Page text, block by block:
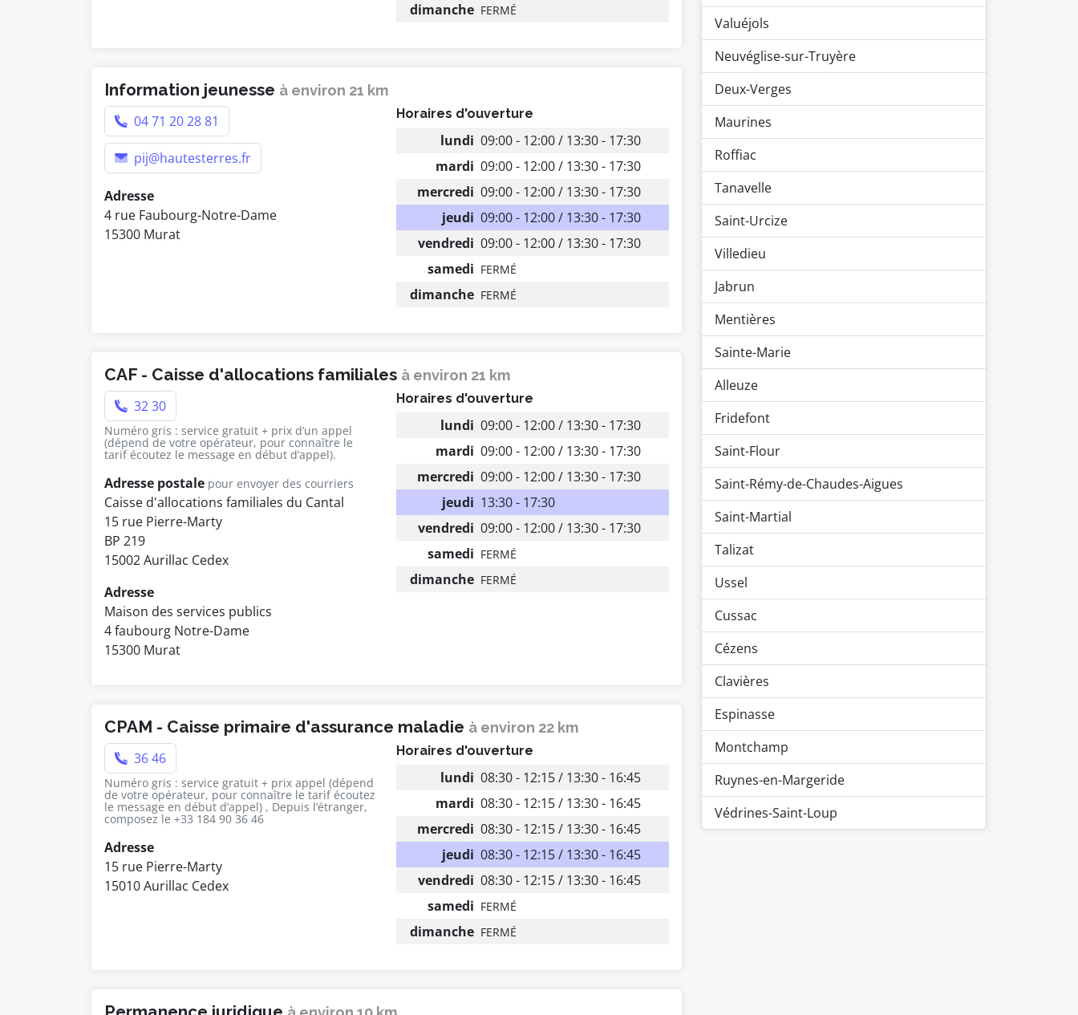
dimanche FERMÉ
Information jeunesse à environ 21 km
04 71 20 28 81
pij@hautesterres.fr
Adresse
4 rue Faubourg-Notre-Dame
15300 Murat
Horaires d'ouverture
lundi 09:00 - 12:00 / 13:30 - 17:30
mardi 09:00 - 12:00 / 13:30 - 17:30
mercredi 09:00 - 12:00 / 13:30 - 17:30
jeudi 09:00 - 12:00 / 13:30 - 17:30
vendredi 09:00 - 12:00 / 13:30 - 17:30
samedi FERMÉ
dimanche FERMÉ
CAF - Caisse d'allocations familiales à environ 21 km
32 30
Numéro gris : service gratuit + prix d’un appel
(dépend de votre opérateur, pour connaître le
tarif écoutez le message en début d’appel).
Adresse postale pour envoyer des courriers
Caisse d'allocations familiales du Cantal
15 rue Pierre-Marty
BP 219
15002 Aurillac Cedex
Adresse
Maison des services publics
4 faubourg Notre-Dame
15300 Murat
Horaires d'ouverture
lundi 09:00 - 12:00 / 13:30 - 17:30
mardi 09:00 - 12:00 / 13:30 - 17:30
mercredi 09:00 - 12:00 / 13:30 - 17:30
jeudi 13:30 - 17:30
vendredi 09:00 - 12:00 / 13:30 - 17:30
samedi FERMÉ
dimanche FERMÉ
CPAM - Caisse primaire d'assurance maladie à environ 22 km
36 46
Numéro gris : service gratuit + prix appel (dépend
de votre opérateur, pour connaître le tarif écoutez
le message en début d’appel) , Depuis l’étranger,
composez le +33 184 90 36 46
Adresse
15 rue Pierre-Marty
15010 Aurillac Cedex
Horaires d'ouverture
lundi 08:30 - 12:15 / 13:30 - 16:45
mardi 08:30 - 12:15 / 13:30 - 16:45
mercredi 08:30 - 12:15 / 13:30 - 16:45
jeudi 08:30 - 12:15 / 13:30 - 16:45
vendredi 08:30 - 12:15 / 13:30 - 16:45
samedi FERMÉ
dimanche FERMÉ
Valuéjols
Neuvéglise-sur-Truyère
Deux-Verges
Maurines
Roffiac
Tanavelle
Saint-Urcize
Villedieu
Jabrun
Mentières
Sainte-Marie
Alleuze
Fridefont
Saint-Flour
Saint-Rémy-de-Chaudes-Aigues
Saint-Martial
Talizat
Ussel
Cussac
Cézens
Clavières
Espinasse
Montchamp
Ruynes-en-Margeride
Védrines-Saint-Loup